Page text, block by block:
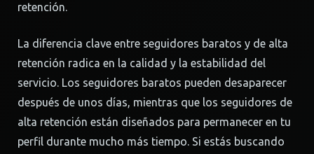
retención.
La diferencia clave entre seguidores baratos y de alta
retención radica en la calidad y la estabilidad del
servicio. Los seguidores baratos pueden desaparecer
después de unos días, mientras que los seguidores de
alta retención están diseñados para permanecer en tu
perfil durante mucho más tiempo. Si estás buscando